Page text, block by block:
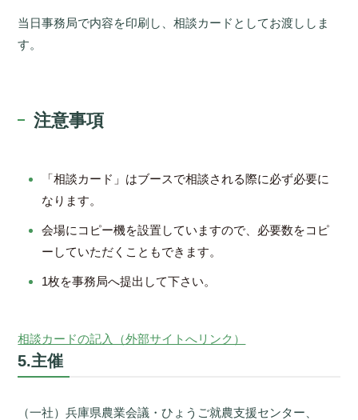
当日事務局で内容を印刷し、相談カードとしてお渡ししま
す。
注意事項
「相談カード」はブースで相談される際に必ず必要に
なります。
会場にコピー機を設置していますので、必要数をコピ
ーしていただくこともできます。
1枚を事務局へ提出して下さい。
相談カードの記入（外部サイトへリンク）
5.主催
（一社）兵庫県農業会議・ひょうご就農支援センター、